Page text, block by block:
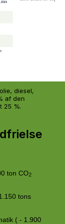
diesel,
af den
25 %.
ton CO2
tons
( - 1.900